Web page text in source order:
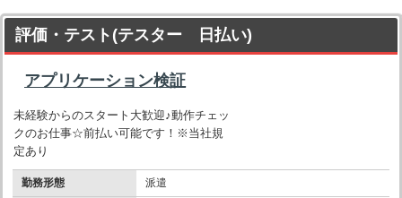
評価・テスト(テスター 日払い)
アプリケーション検証
未経験からのスタート大歓迎♪動作チェッ
クのお仕事☆前払い可能です！※当社規
定あり
勤務形態 派遣